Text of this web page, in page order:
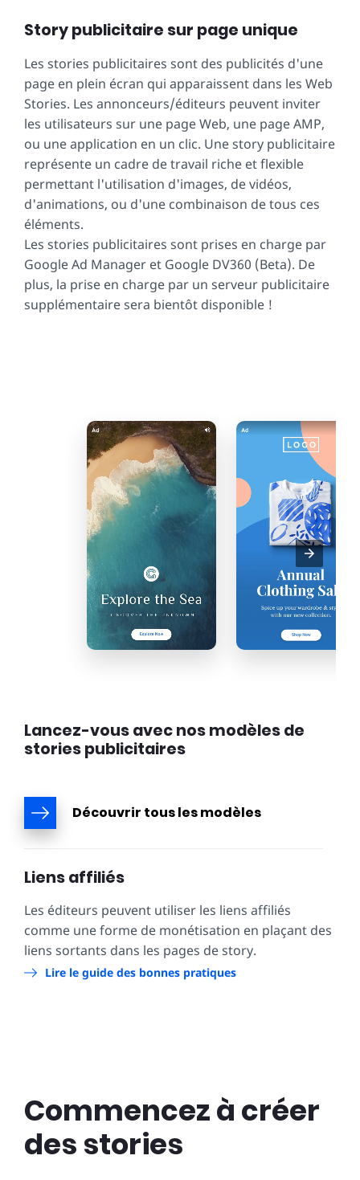
Story publicitaire sur page unique
Les stories publicitaires sont des publicités d'une
page en plein écran qui apparaissent dans les Web
Stories. Les annonceurs/éditeurs peuvent inviter
les utilisateurs sur une page Web, une page AMP,
ou une application en un clic. Une story publicitaire
représente un cadre de travail riche et flexible
permettant l'utilisation d'images, de vidéos,
d'animations, ou d'une combinaison de tous ces
éléments.
Les stories publicitaires sont prises en charge par
Google Ad Manager et Google DV360 (Beta). De
plus, la prise en charge par un serveur publicitaire
supplémentaire sera bientôt disponible !
Lancez-vous avec nos modèles de
stories publicitaires
Découvrir tous les modèles
Liens affiliés
Les éditeurs peuvent utiliser les liens affiliés
comme une forme de monétisation en plaçant des
liens sortants dans les pages de story.
Lire le guide des bonnes pratiques
Commencez à créer
des stories